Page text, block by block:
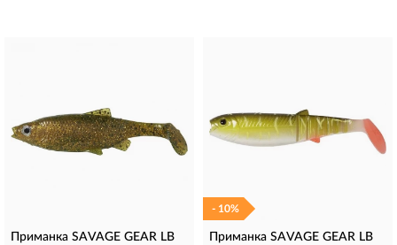
Приманка SAVAGE GEAR LB
- 10%
Приманка SAVAGE GEAR LB